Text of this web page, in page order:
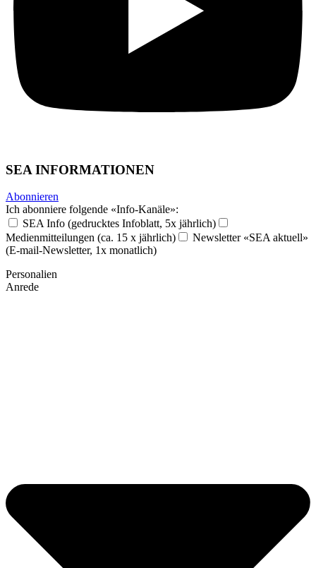
SEA INFORMATIONEN
Abonnieren
Ich abonniere folgende «Info-Kanäle»:
SEA Info (gedrucktes Infoblatt, 5x jährlich)
Medienmitteilungen (ca. 15 x jährlich)
Newsletter «SEA aktuell»
(E-mail-Newsletter, 1x monatlich)
Personalien
Anrede